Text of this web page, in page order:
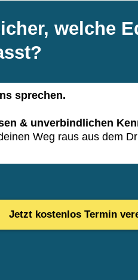
welche
sprechen.
& unverbindlichen
Weg raus aus dem
Jetzt kostenlos Termin